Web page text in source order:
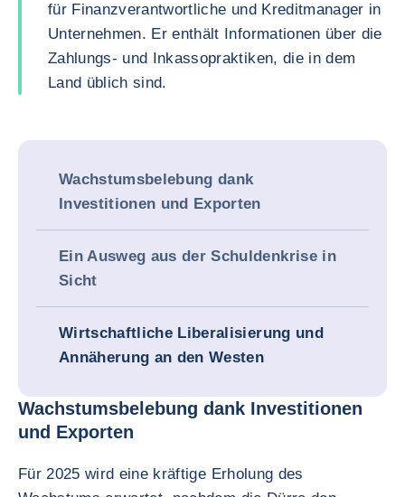
für Finanzverantwortliche und Kreditmanager in
Unternehmen. Er enthält Informationen über die
Zahlungs- und Inkassopraktiken, die in dem
Land üblich sind.
Wachstumsbelebung dank
Investitionen und Exporten
Ein Ausweg aus der Schuldenkrise in
Sicht
Wirtschaftliche Liberalisierung und
Annäherung an den Westen
Wachstumsbelebung dank Investitionen
und Exporten
Für 2025 wird eine kräftige Erholung des